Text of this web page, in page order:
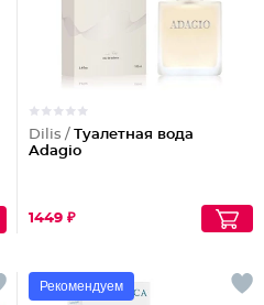
Dilis / Туалетная вода
Adagio
1449 ₽
Рекомендуем